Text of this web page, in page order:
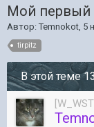
Мой первый
Автор: Temnokot, 5
tirpitz
В этой теме